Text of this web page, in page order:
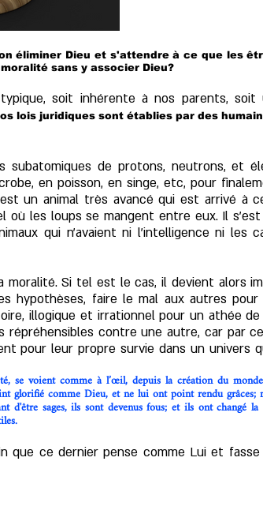
éliminer Dieu et s'attendre à ce que les
sans y associer Dieu?
soit inhérente à nos parents,
lois juridiques sont établies par des
subatomiques de protons, neutrons, et
en poisson, en singe, etc, pour
un animal très avancé qui est arrivé à
où les loups se mangent entre eux. Il s'est
qui n'avaient ni l'intelligence ni les
Si tel est le cas, il devient alors
hypothèses, faire le mal aux autres pour
illogique et irrationnel pour un athée
contre une autre, car par
pour leur propre survie dans un univers
se voient comme à l’œil, depuis la création du
glorifié comme Dieu, et ne lui ont point rendu grâces;
d'être sages, ils sont devenus fous; et ils ont changé
que ce dernier pense comme Lui et fasse